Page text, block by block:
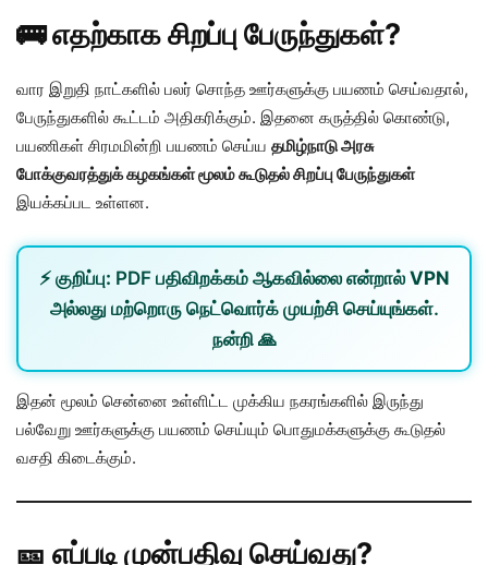
🚌 எதற்காக சிறப்பு பேருந்துகள்?
வார இறுதி நாட்களில் பலர் சொந்த ஊர்களுக்கு பயணம் செய்வதால்,
பேருந்துகளில் கூட்டம் அதிகரிக்கும். இதனை கருத்தில் கொண்டு,
பயணிகள் சிரமமின்றி பயணம் செய்ய தமிழ்நாடு அரசு
போக்குவரத்துக் கழகங்கள் மூலம் கூடுதல் சிறப்பு பேருந்துகள்
இயக்கப்பட உள்ளன.
⚡ குறிப்பு: PDF பதிவிறக்கம் ஆகவில்லை என்றால் VPN
அல்லது மற்றொரு நெட்வொர்க்முயற்சி செய்யுங்கள்.
நன்றி 🙏
இதன் மூலம் சென்னை உள்ளிட்ட முக்கிய நகரங்களில் இருந்து
பல்வேறு ஊர்களுக்கு பயணம் செய்யும் பொதுமக்களுக்கு கூடுதல்
வசதி கிடைக்கும்.
🎫 எப்படி முன்பதிவு செய்வது?